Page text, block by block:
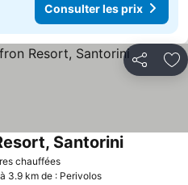
Consulter les prix
Partager
chauffées
Santorini
3.9 km de : Perivolos